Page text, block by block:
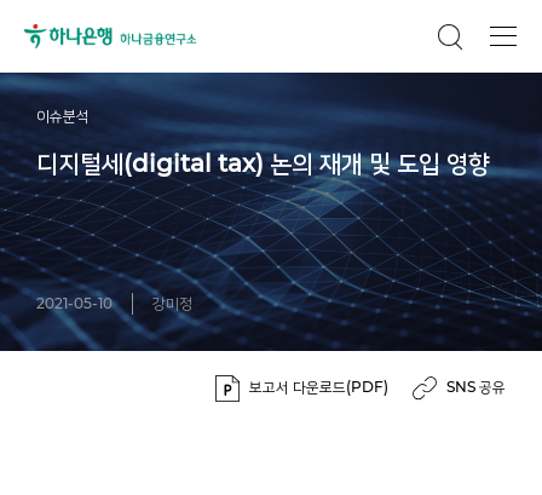
이슈분석
디지털세(digital tax) 논의 재개 및 도입 영향
2021-05-10 강미정
보고서 다운로드(PDF) SNS 공유